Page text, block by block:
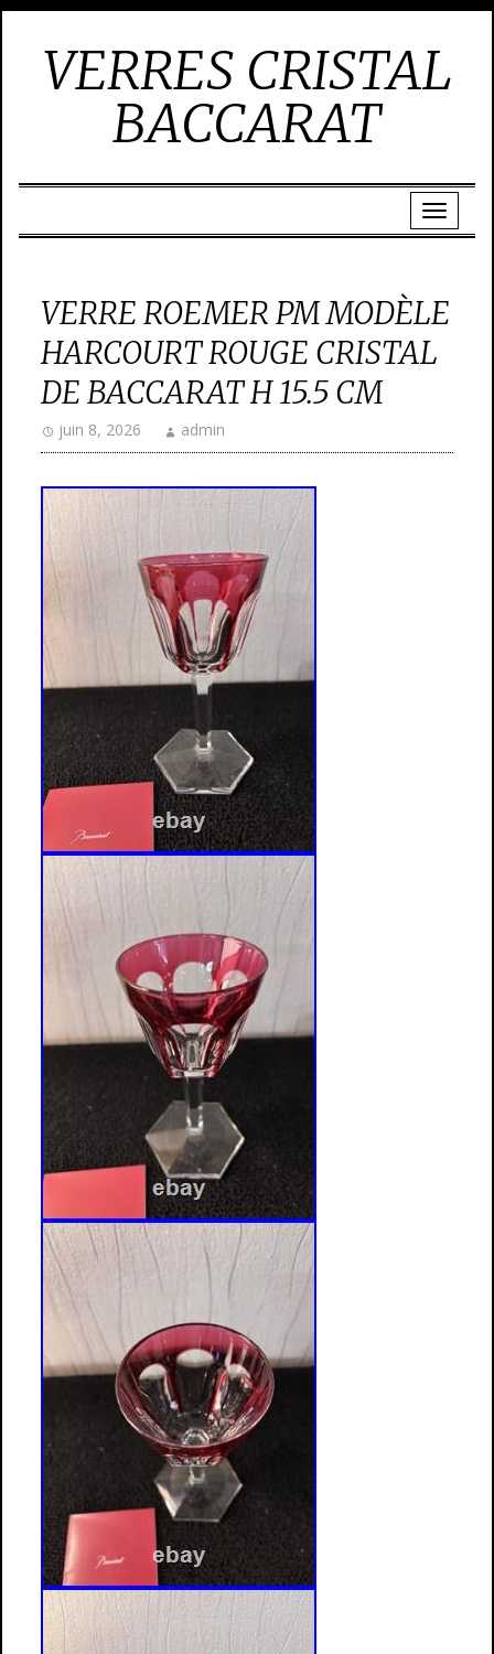
VERRES CRISTAL
BACCARAT
VERRE ROEMER PM MODÈLE
HARCOURT ROUGE CRISTAL
DE BACCARAT H 15.5 CM
juin 8, 2026 admin